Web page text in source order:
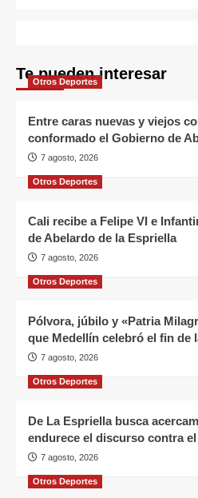
Te pueden interesar
Otros Deportes
Entre caras nuevas y viejos
conformado el Gobierno de
7 agosto, 2026
Otros Deportes
Cali recibe a Felipe VI e
de Abelardo de la Espriella
7 agosto, 2026
Otros Deportes
Pólvora, júbilo y «Patria
que Medellín celebró el fin de
7 agosto, 2026
Otros Deportes
De La Espriella busca
endurece el discurso contra
7 agosto, 2026
Otros Deportes